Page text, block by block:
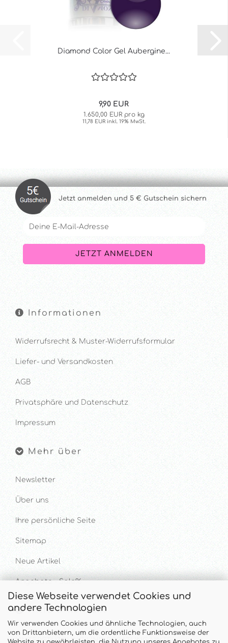
Diese Webseite verwendet Cookies und
andere Technologien
Wir verwenden Cookies und ähnliche Technologien, auch
von Drittanbietern, um die ordentliche Funktionsweise der
Diamond Color Gel Aubergine...
9,90 EUR
1.650,00 EUR pro kg
11,78 EUR inkl. 19% MwSt.
Jetzt anmelden und 5 € Gutschein sichern
Informationen
Widerrufsrecht & Muster-Widerrufsformular
Liefer- und Versandkosten
AGB
Privatsphäre und Datenschutz
Impressum
Mehr über
Newsletter
Über uns
Ihre persönliche Seite
Sitemap
Neue Artikel
Angebote - Sale%
Hilfe & Kontakt
UNTERSTÜTZUNG UND BERATUNG UNTER